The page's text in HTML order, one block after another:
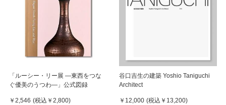
「ルーシー・リー展 ―東西をつな
ぐ優美のうつわ―」公式図録
￥2,546 (税込 ￥2,800)
谷口吉生の建築 Yoshio Taniguchi
Architect
￥12,000 (税込 ￥13,200)